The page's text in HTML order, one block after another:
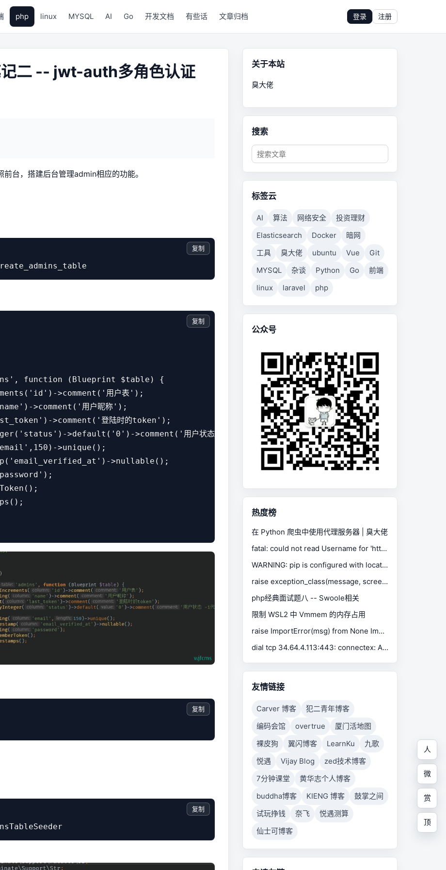
php linux MYSQL AI Go 开发文档 有些话 文章归档 登录 注册
二 -- jwt-auth多角色认证
台，搭建后台管理admin相应的功能。
复制
function (Blueprint $table) {
>comment('用户表');
>comment('用户昵称');
>comment('登陆时的token');
>default('0')->comment('用户状态 -1代表已删除 0代表正常 1代表冻结');
>unique();
>nullable();
复制
复制
复制
关于本站
臭大佬
搜索
标签云
AI 算法 网络安全
投资理财
Elasticsearch
Docker
暗网
工具
臭大佬 ubuntu Vue
Git
MYSQL
杂谈 Python Go
前端
linux
laravel php
公众号
热度榜
在 Python 爬虫中使用代理服务器 | 臭大佬
fatal: could not read Username for 'https://gitee.com': No such device or address
WARNING: pip is configured with locations that require TLS/SSL, however the ssl module in Python is not available.
raise exception_class(message, screen, stacktrace) selenium.common.exceptions.SessionNotCreatedException
php经典面试题八 -- Swoole相关
限制 WSL2 中 Vmmem 的内存占用
raise ImportError(msg) from None ImportError: Missing optional dependency 'xlrd'. Install xlrd >= 1.0.0 for Excel support Use pip or conda to install xlrd.
dial tcp 34.64.4.113:443: connectex: A connection attempt failed because the connected party did not properly respond after a period of time, or established connection failed because connected host has failed to respond.
友情链接
Carver 博客
犯二青年博客
编码会馆
overtrue
厦门活地图
裸皮狗
翼闪博客 LearnKu
九歌
悦遇
Vijay Blog
zed技术博客
7分钟课堂
黄华志个人博客
buddha博客
KIENG 博客
鼓掌之间
试玩挣钱
奈飞
悦遇测算
仙士可博客
人
微
赏
顶